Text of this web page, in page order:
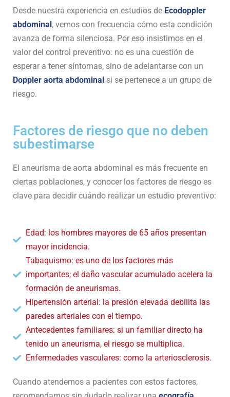
Desde nuestra experiencia en estudios de Ecodoppler
abdominal, vemos con frecuencia cómo esta condición
avanza de forma silenciosa. Por eso insistimos en el
valor del control preventivo: no es una cuestión de
esperar a tener síntomas, sino de adelantarse con un
Doppler aorta abdominal si se pertenece a un grupo de
riesgo.
Factores de riesgo que no deben
subestimarse
El aneurisma de aorta abdominal es más frecuente en
ciertas poblaciones, y conocer los factores de riesgo es
clave para decidir cuándo realizar un estudio preventivo:
Edad: los hombres mayores de 65 años presentan
mayor incidencia.
Tabaquismo: es uno de los factores más
importantes; el daño vascular acumulado acelera la
formación de aneurismas.
Hipertensión arterial: la presión elevada debilita las
paredes arteriales con el tiempo.
Antecedentes familiares: si un familiar directo ha
tenido un aneurisma, el riesgo se multiplica.
Enfermedades vasculares: como la arteriosclerosis.
Cuando atendemos a pacientes con estos factores,